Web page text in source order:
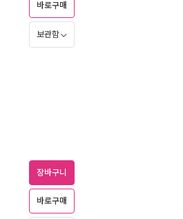
바로구매
보관함
장바구니
바로구매